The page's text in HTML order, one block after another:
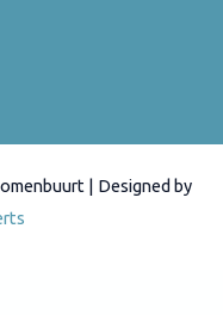
| Designed by